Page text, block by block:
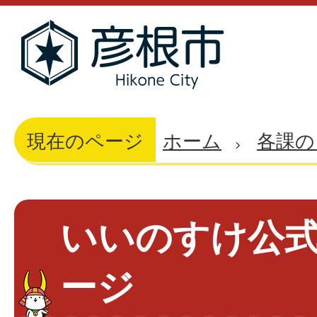
現在のページ ホーム 各課
いいのすけ公
ージ